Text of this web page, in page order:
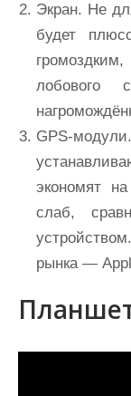
Экран. Не
будет
лобового
GPS-
экономят
слаб,
рынка —